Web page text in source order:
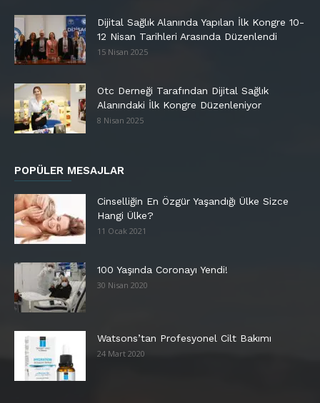
Dijital Sağlık Alanında Yapılan İlk Kongre 10-
12 Nisan Tarihleri Arasında Düzenlendi
15 Nisan 2025
Otc Derneği Tarafından Dijital Sağlık
Alanındaki İlk Kongre Düzenleniyor
8 Nisan 2025
POPÜLER MESAJLAR
Cinselliğin En Özgür Yaşandığı Ülke Sizce
Hangi Ülke?
11 Ocak 2021
100 Yaşında Coronayı Yendi!
30 Nisan 2020
Watsons’tan Profesyonel Cilt Bakımı
24 Mart 2020